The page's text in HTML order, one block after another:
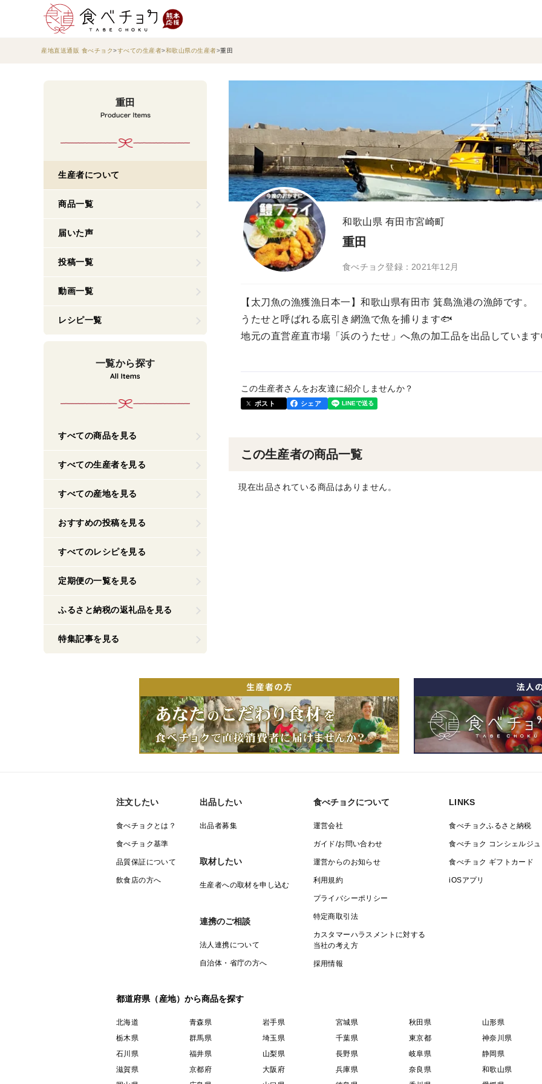
産地直送通販 食べチョク すべての生産者 和歌山県の生産者 重田
和歌山県 有田市宮崎町
重田
食べチョク登録：2021年12月
【太刀魚の漁獲漁日本一】和歌山県有田市 箕島漁港の漁師です。
うたせと呼ばれる底引き網漁で魚を捕ります🐟️
地元の直営産直市場「浜のうたせ」へ魚の加工品を出品していま
この生産者さんをお友達に紹介しませんか？
ポスト シェア
この生産者の商品一覧
現在出品されている商品はありません。
重田
生産者について
商品一覧
届いた声
投稿一覧
動画一覧
レシピ一覧
一覧から探す
すべての商品を見る
すべての生産者を見る
すべての産地を見る
おすすめの投稿を見る
すべてのレシピを見る
定期便の一覧を見る
ふるさと納税の返礼品を見る
特集記事を見る
注文したい
食べチョクとは？
食べチョク基準
品質保証について
飲食店の方へ
出品したい
出品者募集
取材したい
生産者への取材を申し込む
連携のご相談
法人連携について
自治体・省庁の方へ
食べチョクについて
運営会社
ガイド/お問い合わせ
運営からのお知らせ
利用規約
プライバシーポリシー
特定商取引法
カスタマーハラスメントに対する
当社の考え方
採用情報
LINKS
食べチョクふるさと納税
食べチョク コンシェルジュ
食べチョク ギフトカード
iOSアプリ
都道府県（産地）から商品を探す
北海道 青森県 岩手県 宮城県 秋田県
山形県
栃木県
群馬県 埼玉県 千葉県 東京都
神奈川県
石川県
福井県 山梨県 長野県 岐阜県
静岡県
滋賀県
京都府 大阪府 兵庫県 奈良県
和歌山県